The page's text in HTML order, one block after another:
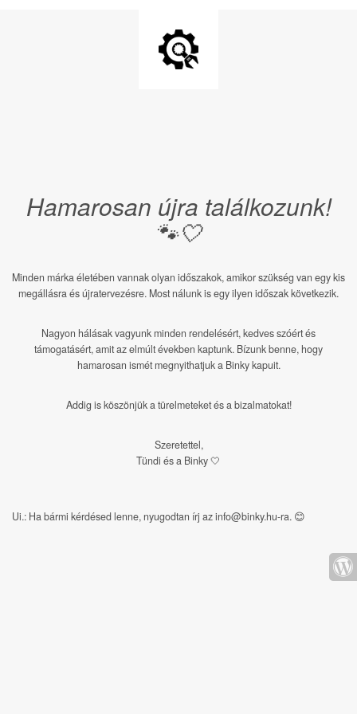
Hamarosan újra találkozunk!
🐾🤍
Minden márka életében vannak olyan időszakok, amikor szükség van egy kis
megállásra és újratervezésre. Most nálunk is egy ilyen időszak következik.
Nagyon hálásak vagyunk minden rendelésért, kedves szóért és
támogatásért, amit az elmúlt években kaptunk. Bízunk benne, hogy
hamarosan ismét megnyithatjuk a Binky kapuit.
Addig is köszönjük a türelmeteket és a bizalmatokat!
Szeretettel,
Tündi és a Binky 🤍
Ui.: Ha bármi kérdésed lenne, nyugodtan írj az info@binky.hu-ra. 😊